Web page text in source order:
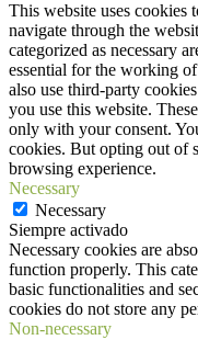
This website uses cookies
navigate through the
categorized as necessary
essential for the working
also use third-party
you use this website.
only with your consent.
cookies. But opting out of
browsing experience.
Necessary
Necessary
Siempre activado
Necessary cookies are
function properly. This
basic functionalities and
cookies do not store any
Non-necessary